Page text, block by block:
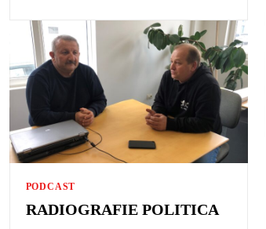
PODCAST
RADIOGRAFIE POLITICA